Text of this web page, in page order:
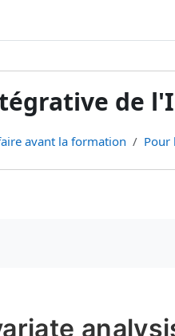
de
avant la formation Pour